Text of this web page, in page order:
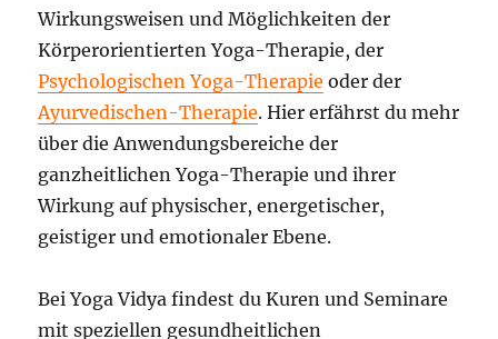
Wirkungsweisen und Möglichkeiten der
Körperorientierten Yoga-Therapie, der
Psychologischen Yoga-Therapie oder der
Ayurvedischen-Therapie. Hier erfährst du mehr
über die Anwendungsbereiche der
ganzheitlichen Yoga-Therapie und ihrer
Wirkung auf physischer, energetischer,
geistiger und emotionaler Ebene.
Bei Yoga Vidya findest du Kuren und Seminare
mit speziellen gesundheitlichen